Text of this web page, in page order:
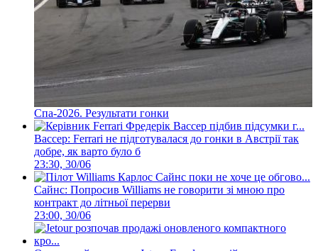
Спа-2026. Результати гонки
Вассер: Ferrari не підготувалася до гонки в Австрії так
добре, як варто було б
23:30, 30/06
Сайнс: Попросив Williams не говорити зі мною про
контракт до літньої перерви
23:00, 30/06